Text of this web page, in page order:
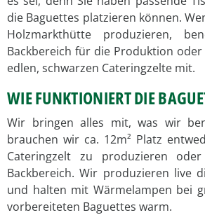
die Baguettes platzieren können.
Holzmarkthütte produzieren,
Backbereich für die Produktion
edlen, schwarzen Cateringzelte mit.
WIE FUNKTIONIERT DIE
Wir bringen alles mit, was wir
brauchen wir ca. 12m² Platz
Cateringzelt zu produzieren
Backbereich. Wir produzieren live
und halten mit Wärmelampen bei
vorbereiteten Baguettes warm.